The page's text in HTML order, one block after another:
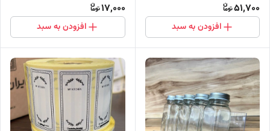
51,700
افزودن به سبد
17,000
افزودن به سبد